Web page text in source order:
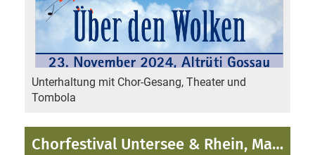
Unterhaltung mit Chor-Gesang, Theater und
Tombola
Chorfestival Untersee & Rhein, Mammern